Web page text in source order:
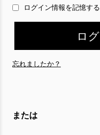
ログイン情報を記憶する
忘れましたか？
または